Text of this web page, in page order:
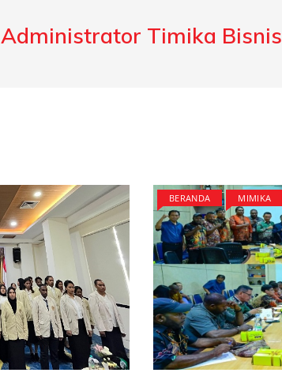
Administrator Timika Bisnis
BERANDA MIMIKA